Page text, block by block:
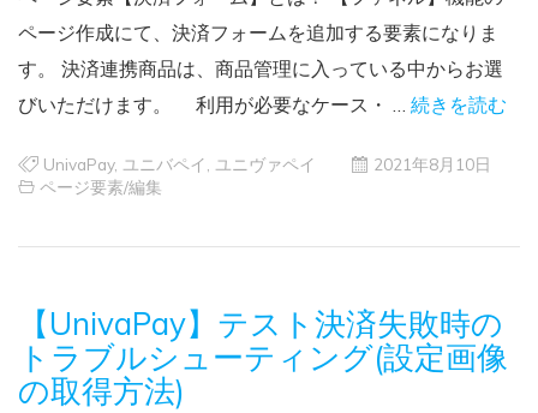
ページ作成にて、決済フォームを追加する要素になりま
す。 決済連携商品は、商品管理に入っている中からお選
びいただけます。 利用が必要なケース・ … 続きを読む
UnivaPay, ユニバペイ ユニヴァペイ
2021年8月10日
ページ要素/編集
【UnivaPay】テスト決済失敗時の
トラブルシューティング(設定画像
の取得方法)